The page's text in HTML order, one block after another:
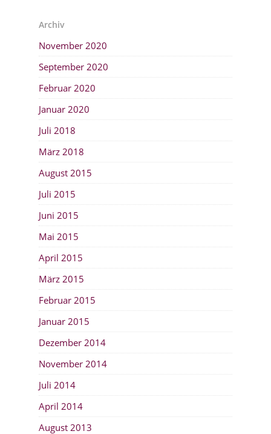
Archiv
November 2020
September 2020
Februar 2020
Januar 2020
Juli 2018
März 2018
August 2015
Juli 2015
Juni 2015
Mai 2015
April 2015
März 2015
Februar 2015
Januar 2015
Dezember 2014
November 2014
Juli 2014
April 2014
August 2013